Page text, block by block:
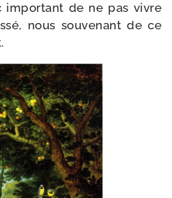
impor­tant de ne pas vivre
nous sou­ve­nant de ce